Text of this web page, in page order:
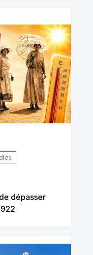
dépasser